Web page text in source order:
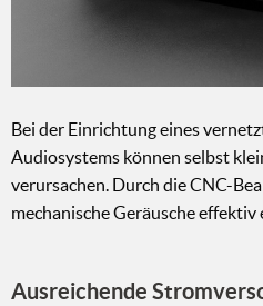
Bei der Einrichtung eines
Audiosystems können selbst
verursachen. Durch die CNC-
mechanische Geräusche
Ausreichende